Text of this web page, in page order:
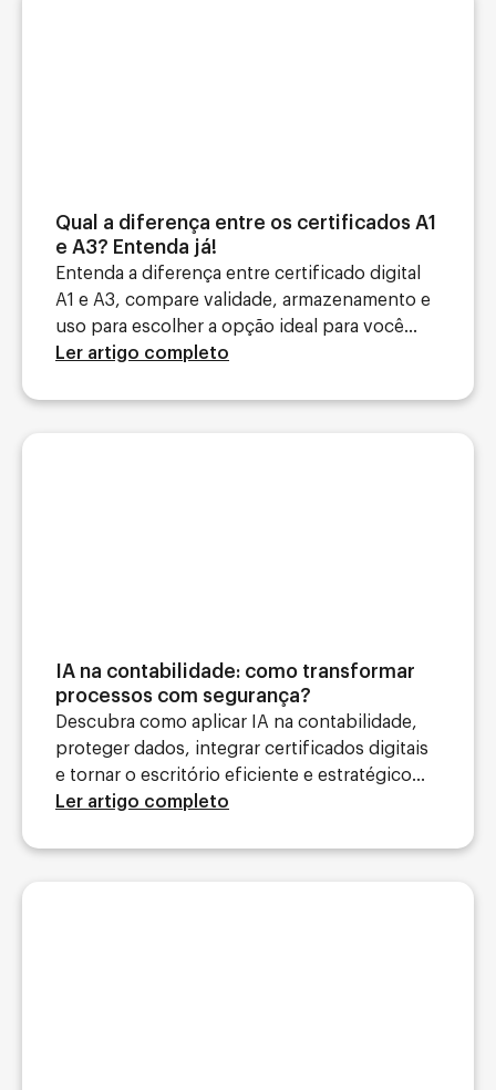
Qual a diferença entre os certificados A1
e A3? Entenda já!
Entenda a diferença entre certificado digital
A1 e A3, compare validade, armazenamento e
uso para escolher a opção ideal para você...
Ler artigo completo
IA na contabilidade: como transformar
processos com segurança?
Descubra como aplicar IA na contabilidade,
proteger dados, integrar certificados digitais
e tornar o escritório eficiente e estratégico...
Ler artigo completo